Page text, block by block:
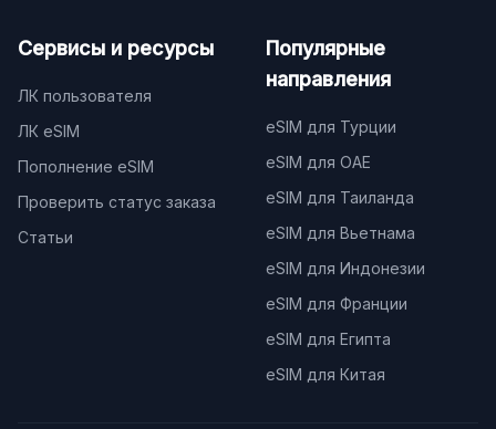
Сервисы и ресурсы
ЛК пользователя
ЛК eSIM
Пополнение eSIM
Проверить статус заказа
Статьи
Популярные
направления
eSIM для Турции
eSIM для ОАЕ
eSIM для Таиланда
eSIM для Вьетнама
eSIM для Индонезии
eSIM для Франции
eSIM для Египта
eSIM для Китая